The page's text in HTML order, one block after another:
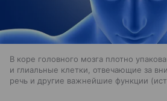
В коре головного мозга плотно
и глиальные клетки, отвечающие за
речь и другие важнейшие функции